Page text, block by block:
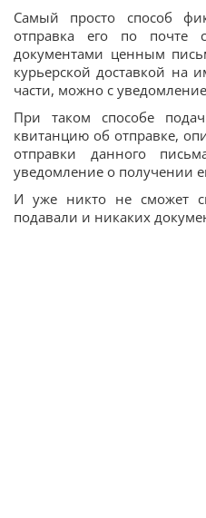
Самый просто способ
отправка его по
документами ценным
курьерской доставкой на
части, можно с
При таком способе
квитанцию об отправке,
отправки данного
уведомление о получении
И уже никто не сможет
подавали и никаких